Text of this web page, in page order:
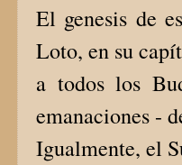
El genesis de
Loto, en su
a todos los
emanaciones -
Igualmente, el